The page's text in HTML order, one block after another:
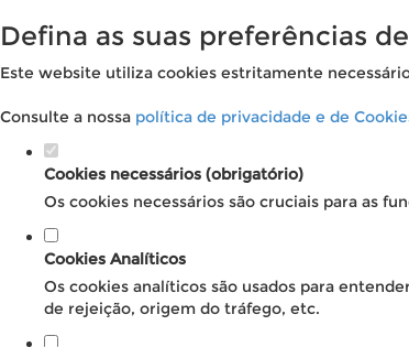
Defina as suas preferências
Este website utiliza cookies estritamente
Consulte a nossa política de privacidade e de
Cookies necessários (obrigatório)
Os cookies necessários são cruciais para as
Cookies Analíticos
Os cookies analíticos são usados para
de rejeição, origem do tráfego, etc.